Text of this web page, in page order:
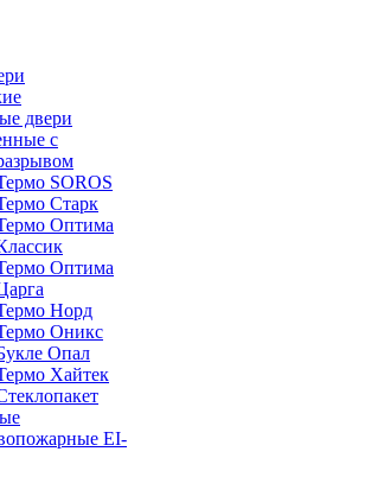
двери
с
SOROS
Старк
Оптима
Оптима
Норд
Оникс
Опал
Хайтек
EI-